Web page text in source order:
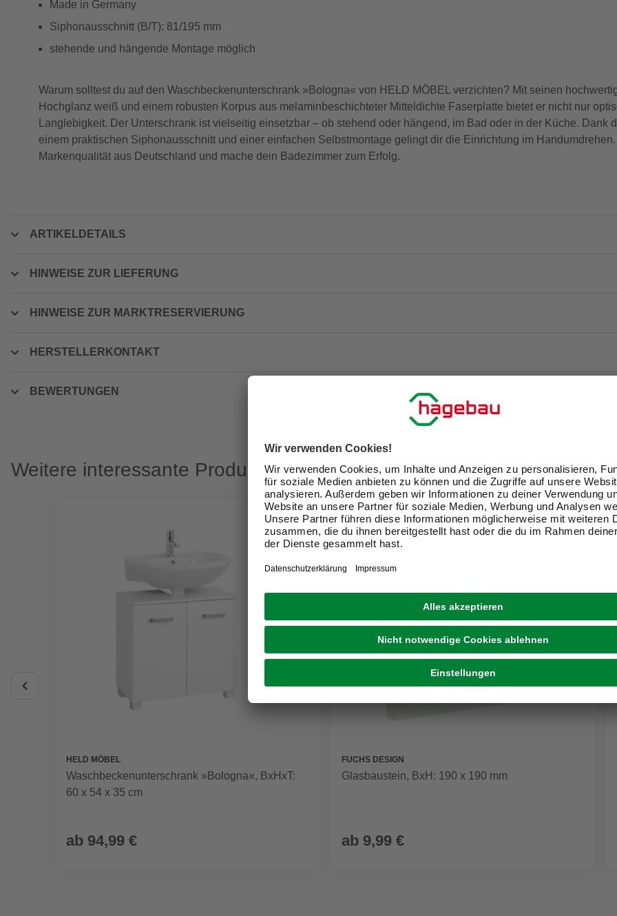
Made in Germany
Siphonausschnitt (B/T): 81/195 mm
stehende und hängende Montage möglich
Warum solltest du auf den Waschbeckenunterschrank »Bologna« von HELD MÖBEL verzichten? Mit seinen
Hochglanz weiß und einem robusten Korpus aus melaminbeschichteter Mitteldichte Faserplatte bietet er nicht nur
Langlebigkeit. Der Unterschrank ist vielseitig einsetzbar – ob stehend oder hängend, im Bad oder in der Küche. Dank
einem praktischen Siphonausschnitt und einer einfachen Selbstmontage gelingt dir die Einrichtung im
Markenqualität aus Deutschland und mache dein Badezimmer zum Erfolg.
ARTIKELDETAILS
HINWEISE ZUR LIEFERUNG
HINWEISE ZUR MARKTRESERVIERUNG
HERSTELLERKONTAKT
BEWERTUNGEN
Weitere interessante Produkte
HELD MÖBEL
Waschbeckenunterschrank »Bologna«, BxHxT:
60 x 54 x 35 cm
ab 94,99 €
FUCHS DESIGN
Glasbaustein, BxH: 190 x 190 mm
ab 9,99 €